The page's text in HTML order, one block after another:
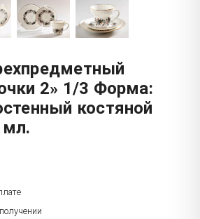
2» 1/3 Форма:
костяной
мл.